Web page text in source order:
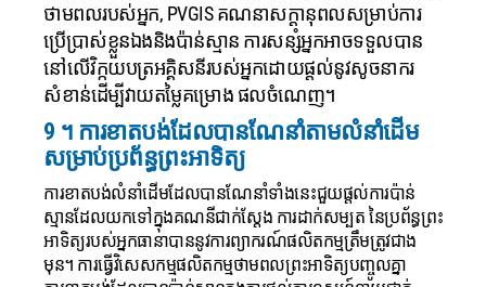
ថាមពលរបស់អ្នក, PVGIS គណនាសក្តានុពលសម្រាប់ការ
ប្រើប្រាស់ខ្លួនឯងនិងប៉ាន់ស្មាន ការសន្សំអ្នកអាចទទួលបាន
នៅលើវិក្កយបត្រអគ្គិសនីរបស់អ្នកដោយផ្តល់នូវសូចនាករ
សំខាន់ដើម្បីវាយតម្លៃគម្រោង ផលចំណេញ។
9 ។ ការខាតបង់ដែលបានណែនាំតាមលំនាំដើម
សម្រាប់ប្រព័ន្ធព្រះអាទិត្យ
ការខាតបង់លំនាំដើមដែលបានណែនាំទាំងនេះជួយផ្តល់ការប៉ាន់
ស្មានដែលយកទៅក្នុងគណនីជាក់ស្តែង ការដាក់សម្បត នៃប្រព័ន្ធព្រះ
អាទិត្យរបស់អ្នកធានាបាននូវការព្យាករណ៍ផលិតកម្មត្រឹមត្រូវជាង
មុន។ ការធ្វើវិសេសកម្មផលិតកម្មថាមពលព្រះអាទិត្យបញ្ចូលគ្នា